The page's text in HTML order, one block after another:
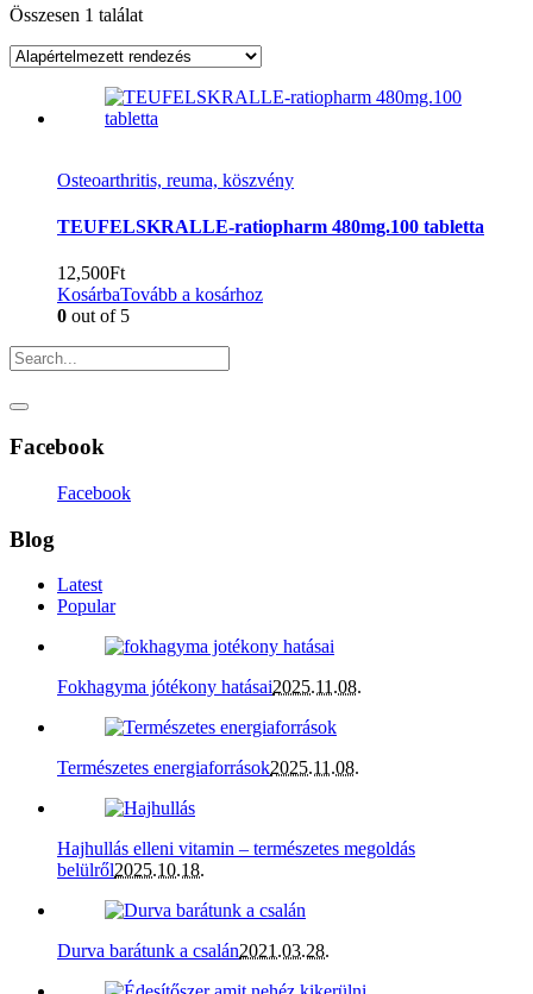
Összesen 1 találat
Osteoarthritis, reuma, köszvény
TEUFELSKRALLE-ratiopharm 480mg.100 tabletta
12,500Ft
KosárbaTovább a kosárhoz
0 out of 5
Facebook
Facebook
Blog
Latest
Popular
Fokhagyma jótékony hatásai2025.11.08.
Természetes energiaforrások2025.11.08.
Hajhullás elleni vitamin – természetes megoldás
belülről2025.10.18.
Durva barátunk a csalán2021.03.28.